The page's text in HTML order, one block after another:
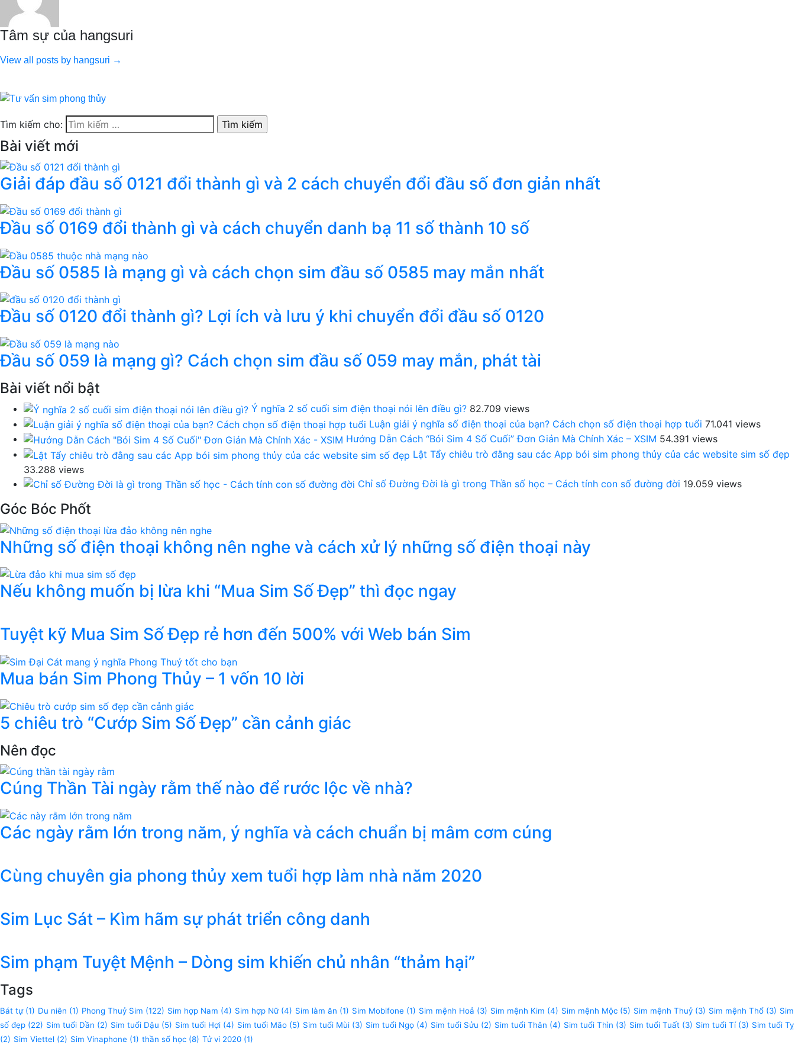
Tâm sự của hangsuri
View all posts by hangsuri →
Tìm kiếm cho:
Bài viết mới
Giải đáp đầu số 0121 đổi thành gì và 2 cách chuyển đổi đầu số đơn giản nhất
Đầu số 0169 đổi thành gì và cách chuyển danh bạ 11 số thành 10 số
Đầu số 0585 là mạng gì và cách chọn sim đầu số 0585 may mắn nhất
Đầu số 0120 đổi thành gì? Lợi ích và lưu ý khi chuyển đổi đầu số 0120
Đầu số 059 là mạng gì? Cách chọn sim đầu số 059 may mắn, phát tài
Bài viết nổi bật
Ý nghĩa 2 số cuối sim điện thoại nói lên điều gì? 82.709 views
Luận giải ý nghĩa số điện thoại của bạn? Cách chọn số điện thoại hợp tuổi 71.041 views
Hướng Dẫn Cách “Bói Sim 4 Số Cuối” Đơn Giản Mà Chính Xác – XSIM 54.391 views
Lật Tẩy chiêu trò đằng sau các App bói sim phong thủy của các website sim số đẹp
33.288 views
Chỉ số Đường Đời là gì trong Thần số học – Cách tính con số đường đời 19.059 views
Góc Bóc Phốt
Những số điện thoại không nên nghe và cách xử lý những số điện thoại này
Nếu không muốn bị lừa khi “Mua Sim Số Đẹp” thì đọc ngay
Tuyệt kỹ Mua Sim Số Đẹp rẻ hơn đến 500% với Web bán Sim
Mua bán Sim Phong Thủy – 1 vốn 10 lời
5 chiêu trò “Cướp Sim Số Đẹp” cần cảnh giác
Nên đọc
Cúng Thần Tài ngày rằm thế nào để rước lộc về nhà?
Các ngày rằm lớn trong năm, ý nghĩa và cách chuẩn bị mâm cơm cúng
Cùng chuyên gia phong thủy xem tuổi hợp làm nhà năm 2020
Sim Lục Sát – Kìm hãm sự phát triển công danh
Sim phạm Tuyệt Mệnh – Dòng sim khiến chủ nhân “thảm hại”
Tags
Bát tự(1) Du niên (1) Phong Thuỷ Sim (122) Sim hợp Nam (4) Sim hợp Nữ(4) Sim làm ăn (1) Sim Mobifone (1) Sim mệnh Hoả (3) Sim mệnh Kim (4) Sim mệnh Mộc (5) Sim mệnh Thuỷ (3) Sim mệnh Thổ (3) Sim
số đẹp (22) Sim tuổi Dần (2) Sim tuổi Dậu (5) Sim tuổi Hợi (4) Sim tuổi Mão (5) Sim tuổi Mùi (3) Sim tuổi Ngọ (4) Sim tuổi Sửu (2) Sim tuổi Thân (4) Sim tuổi Thìn (3) Sim tuổi Tuất (3) Sim tuổi Tí(3) Sim tuổi Tỵ
(2) Sim Viettel (2) Sim Vinaphone (1) thần số học (8) Tử vi 2020 (1)